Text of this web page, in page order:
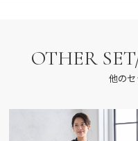
OTHER
他の